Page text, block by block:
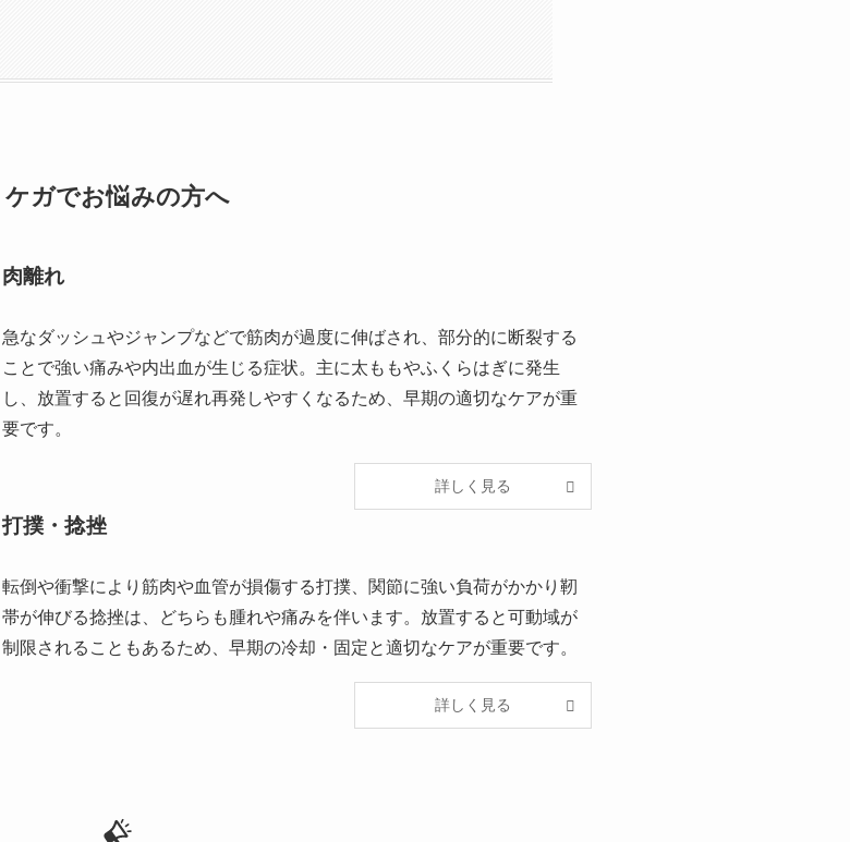
ケガでお悩みの方へ
肉離れ
急なダッシュやジャンプなどで筋肉が過度に伸ばされ、部分的に断裂する
ことで強い痛みや内出血が生じる症状。主に太ももやふくらはぎに発生
し、放置すると回復が遅れ再発しやすくなるため、早期の適切なケアが重
要です。
詳しく見る
打撲・捻挫
転倒や衝撃により筋肉や血管が損傷する打撲、関節に強い負荷がかかり靭
帯が伸びる捻挫は、どちらも腫れや痛みを伴います。放置すると可動域が
制限されることもあるため、早期の冷却・固定と適切なケアが重要です。
詳しく見る